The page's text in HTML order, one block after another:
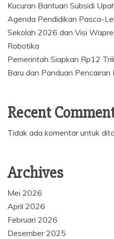
Kucuran Bantuan Subsidi
Agenda Pendidikan Pasca-
Sekolah 2026 dan Visi
Robotika
Pemerintah Siapkan Rp12
Baru dan Panduan Pencairan
Recent
Tidak ada komentar untuk
Archives
Mei 2026
April 2026
Februari 2026
Desember 2025